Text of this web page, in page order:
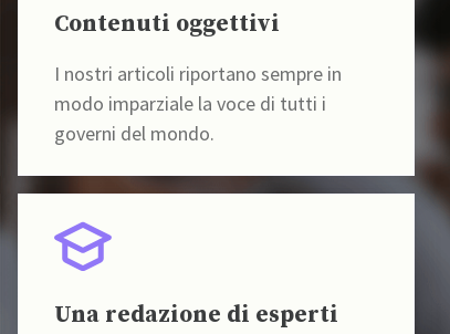
Contenuti oggettivi
I nostri articoli riportano sempre in
modo imparziale la voce di tutti i
governi del mondo.
Una redazione di esperti